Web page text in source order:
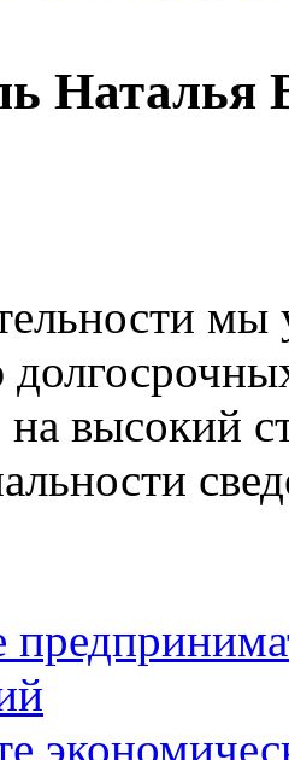
Наталья
высокий